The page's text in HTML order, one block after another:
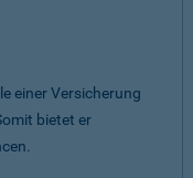
einer Versicherung
bietet er